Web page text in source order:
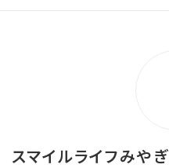
スマイルライフみやぎ